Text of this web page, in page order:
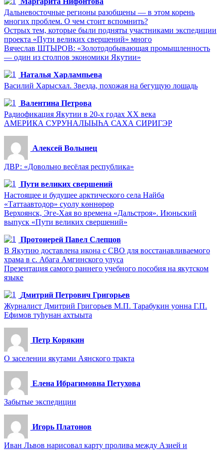
Дальневосточные регионы разобщены — в этом корень
многих проблем. О чем стоит вспомнить?
Острых тем, которые были подняты участниками экспедиции
проекта «Пути великих свершений» много
Вячеслав ШТЫРОВ: «Золотодобывающая промышленность
— один из столпов экономики Якутии»
Наталья Харлампьева
Василий Харысхал. Звезда, похожая на бегущую лошадь
Валентина Петрова
Радиофикация Якутии в 20-х годах ХХ века
АМЕРИКА СУРУНАЛЫЫҺА САХА СИРИГЭР
Алексей Волынец
ДВР: «Довольно весёлая республика»
Пути великих свершений
Настоящее и будущее арктического села Найба
«Таттаавтодор» суолу көннөрөр
Верхоянск, Эге-Хая во времена «Дальстроя». Июньский
выпуск «Пути великих свершений»
Протоиерей Павел Слепцов
В Якутию доставлена икона с СВО для восстанавливаемого
храма в с. Абага Амгинского улуса
Презентация самого раннего учебного пособия на якутском
языке
Дмитрий Петрович Григорьев
Журналист Дмитрий Григорьев М.П. Тарабукин уонна Г.П.
Ефимов туһунан ахтыыта
Петр Корякин
О заселении якутами Аянского тракта
Елена Ибрагимовна Петухова
Забытые экспедиции
Игорь Платонов
Иван Львов нарисовал карту пролива между Азией и